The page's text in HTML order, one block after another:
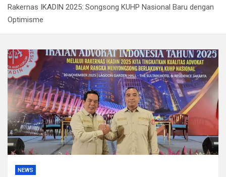
Satpol PP Bandung Tertibkan 645 Bangunan Liar dalam
Tujuh Bulan
Polisi Bongkar Dugaan Peredaran Sabu di Bengkulu,
Kurir Ganja Ditangkap, Puluhan Paket Digagalkan Polisi
di Pasaman Barat
Polda Sulteng Borong Empat Medali di Kapolri Cup
2026
Rakernas IKADIN 2025: Songsong KUHP Nasional Baru dengan
Optimisme
NEWS